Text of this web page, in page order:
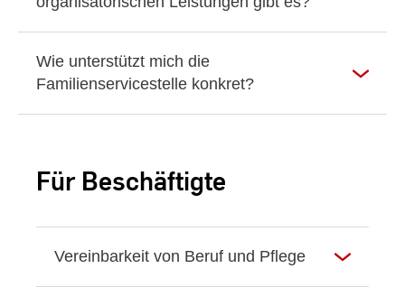
Wie unterstützt mich die
Familienservicestelle konkret?
Für Beschäftigte
Vereinbarkeit von Beruf und Pflege